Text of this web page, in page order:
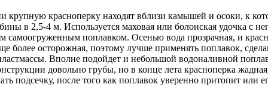
крупную красноперку находят вблизи камышей и осоки, к
в 2,5-4 м. Используется маховая или болонская удочка с
самоогруженным поплавком. Осенью вода прозрачная, и
более осторожная, поэтому лучше применять поплавок,
Вполне подойдет и небольшой водоналивной
довольно грубы, но в конце лета красноперка
подсечку, после того как поплавок уверенно притопит или